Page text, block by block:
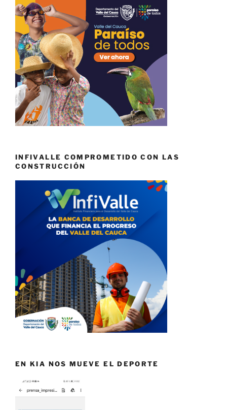
INFIVALLE COMPROMETIDO CON LAS
CONSTRUCCIÓN
EN KIA NOS MUEVE EL DEPORTE